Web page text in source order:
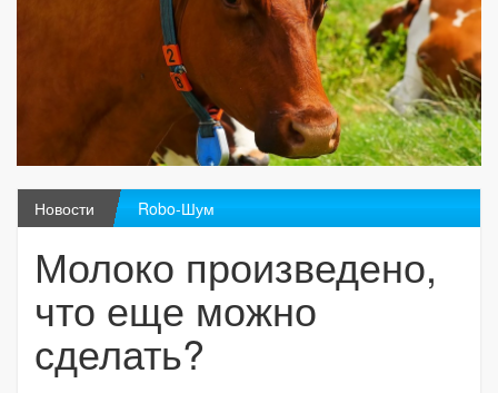
Новости Robo-Шум
Молоко произведено,
что еще можно
сделать?